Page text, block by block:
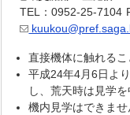
TEL：0952-25-7104
直接機体に触れるこ
平成24年4月6日よ
し、荒天時は見学
機内見学はできませ